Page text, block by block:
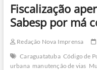
Fiscalização
Sabesp por má
Redação Nova Imprensa
Caraguatatuba Código de
urbana manutenção de vias